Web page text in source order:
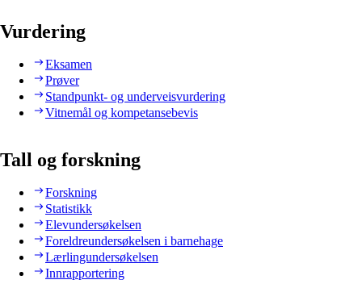
Vurdering
Eksamen
Prøver
Standpunkt- og underveisvurdering
Vitnemål og kompetansebevis
Tall og forskning
Forskning
Statistikk
Elevundersøkelsen
Foreldreundersøkelsen i barnehage
Lærlingundersøkelsen
Innrapportering